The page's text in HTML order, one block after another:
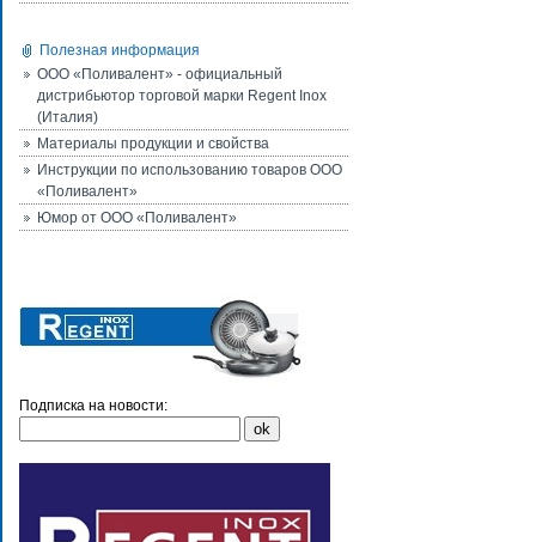
Полезная информация
ООО «Поливалент» - официальный
дистрибьютор торговой марки Regent Inox
(Италия)
Материалы продукции и свойства
Инструкции по использованию товаров ООО
«Поливалент»
Юмор от ООО «Поливалент»
Подписка на новости: